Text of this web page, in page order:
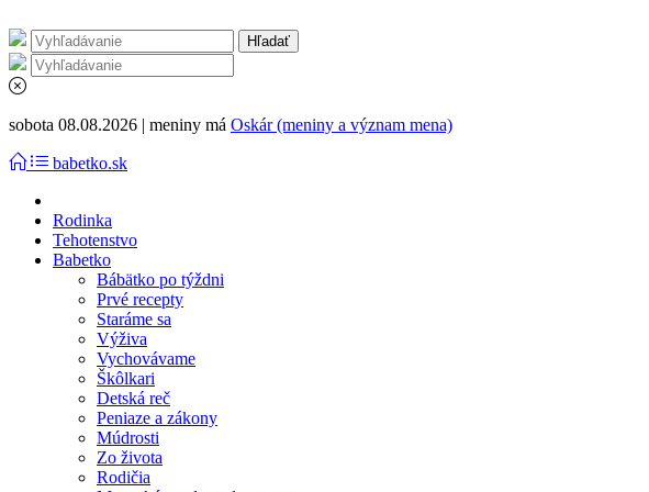
sobota 08.08.2026 | meniny má Oskár (meniny a význam mena)
babetko.sk
Rodinka
Tehotenstvo
Babetko
Bábätko po týždni
Prvé recepty
Staráme sa
Výživa
Vychovávame
Škôlkari
Detská reč
Peniaze a zákony
Múdrosti
Zo života
Rodičia